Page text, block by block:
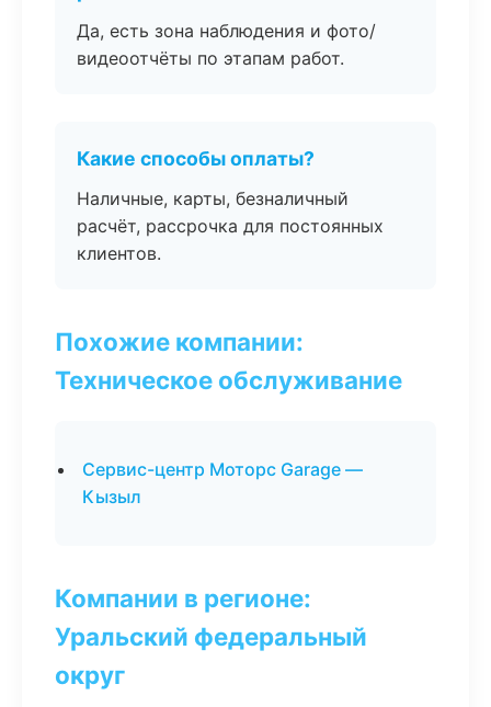
Да, есть зона наблюдения и фото/
видеоотчёты по этапам работ.
Какие способы оплаты?
Наличные, карты, безналичный
расчёт, рассрочка для постоянных
клиентов.
Похожие компании:
Техническое обслуживание
Сервис-центр Моторс Garage —
Кызыл
Компании в регионе:
Уральский федеральный
округ